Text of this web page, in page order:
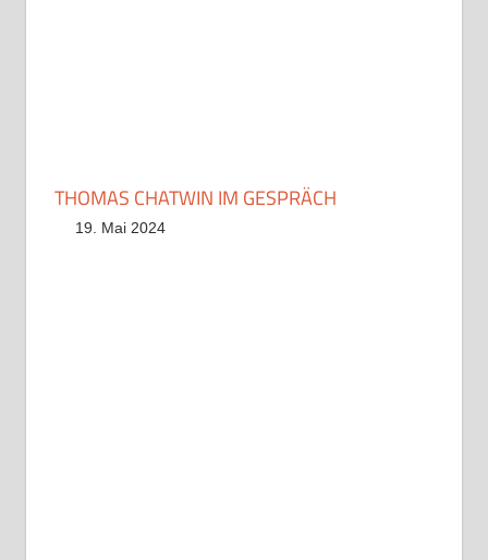
THOMAS CHATWIN IM GESPRÄCH
19. Mai 2024